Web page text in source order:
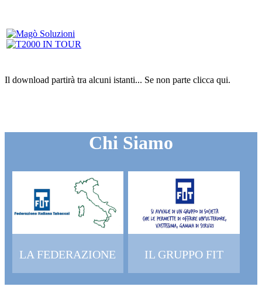
Il download partirà tra alcuni istanti... Se non parte clicca qui.
Chi Siamo
LA FEDERAZIONE IL GRUPPO FIT